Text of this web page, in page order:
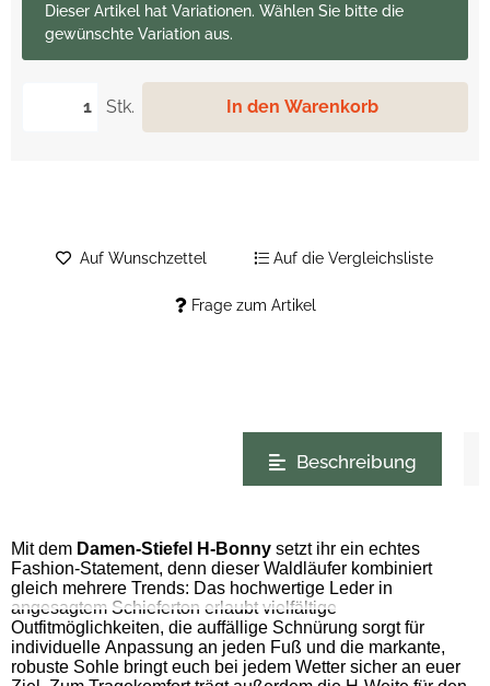
Stk. In den Warenkorb
xDieser Artikel hat Variationen. Wählen Sie bitte die
gewünschte Variation aus.
Frage zum Artikel
Auf Wunschzettel Auf die Vergleichsliste
Beschreibung
Mit dem Damen-Stiefel H-Bonny setzt ihr ein echtes
Fashion-Statement, denn dieser Waldläufer kombiniert
gleich mehrere Trends: Das hochwertige Leder in
angesagtem Schieferton erlaubt vielfältige
Outfitmöglichkeiten, die auffällige Schnürung sorgt für
individuelle Anpassung an jeden Fuß und die markante,
robuste Sohle bringt euch bei jedem Wetter sicher an euer